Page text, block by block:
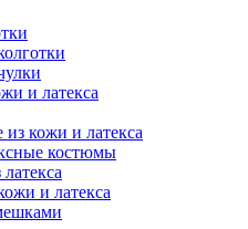
и латекса
из кожи и латекса
костюмы
и латекса